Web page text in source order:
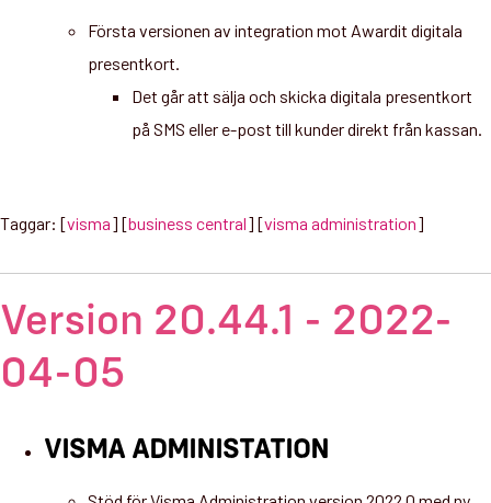
Första versionen av integration mot Awardit digitala
presentkort.
Det går att sälja och skicka digitala presentkort
på SMS eller e-post till kunder direkt från kassan.
Taggar: [visma] [business central] [visma administration]
Version 20.44.1 - 2022-
04-05
VISMA ADMINISTATION